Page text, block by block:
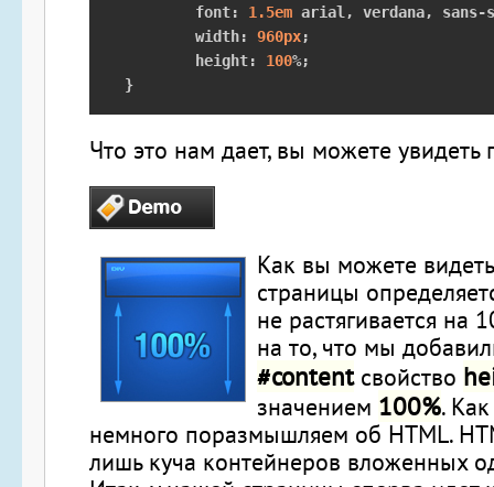
	font
: 1.5em arial , verdana, sans-
	width
: 960px;
	height
: 100%;
}
Что это нам дает, вы можете увидеть
Как вы можете
страницы
не растягивается на
на то, что мы
#contentсвойство
значением 100%.
немного поразмышляем об HTML.
лишь куча контейнеров вложенных